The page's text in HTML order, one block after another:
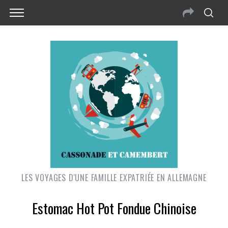
LES VOYAGES D'UNE FAMILLE EXPATRIÉE EN ALLEMAGNE
Estomac Hot Pot Fondue Chinoise